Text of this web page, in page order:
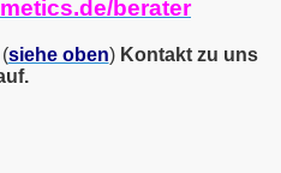
berater
(siehe oben) Kontakt zu uns